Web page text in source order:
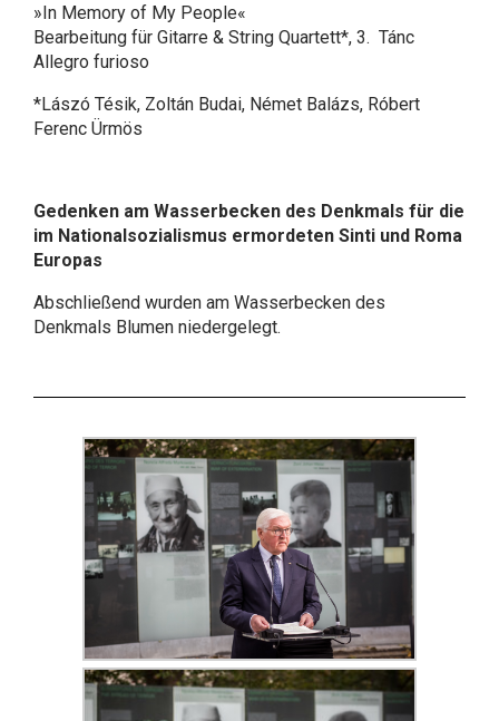
»In Memory of My People«
Bearbeitung für Gitarre & String Quartett*, 3. Tánc
Allegro furioso
*Lászó Tésik, Zoltán Budai, Német Balázs, Róbert
Ferenc Ürmös
Gedenken am Wasserbecken des Denkmals für die
im Nationalsozialismus ermordeten Sinti und Roma
Europas
Abschließend wurden am Wasserbecken des
Denkmals Blumen niedergelegt.